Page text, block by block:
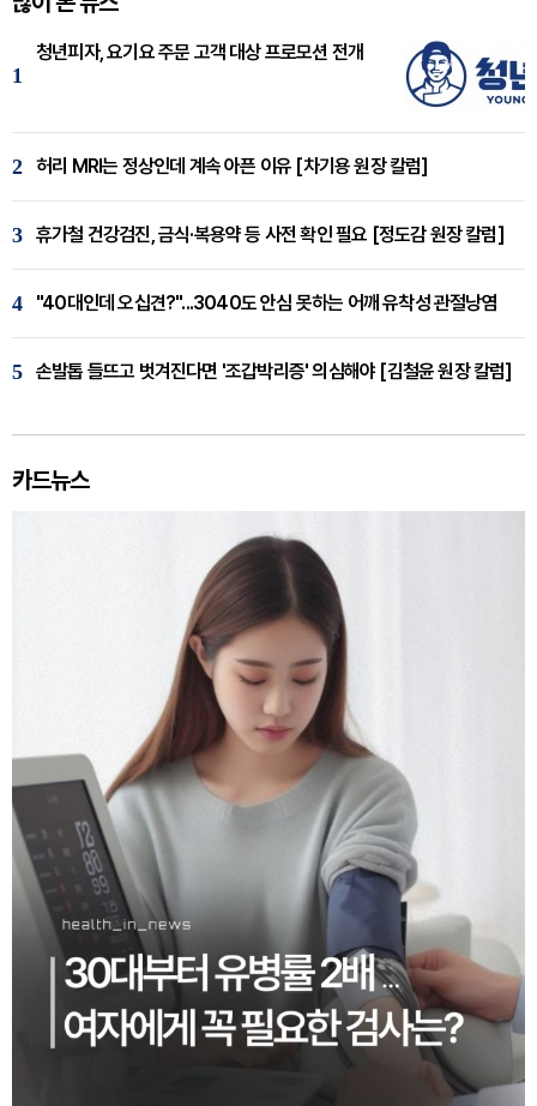
1
청년피자, 요기요 주문 고객 대상 프로모션 전개
2 허리 MRI는 정상인데 계속 아픈 이유 [차기용 원장 칼럼]
3 휴가철 건강검진, 금식·복용약 등 사전 확인 필요 [정도감 원장 칼럼]
4 "40대인데 오십견?"...3040도 안심 못하는 어깨 유착성 관절낭염
5 손발톱 들뜨고 벗겨진다면 '조갑박리증' 의심해야 [김철윤 원장 칼럼]
카드뉴스